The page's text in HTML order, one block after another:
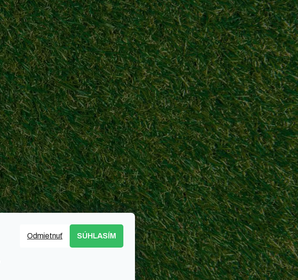
Odmietnuť SÚHLASÍM